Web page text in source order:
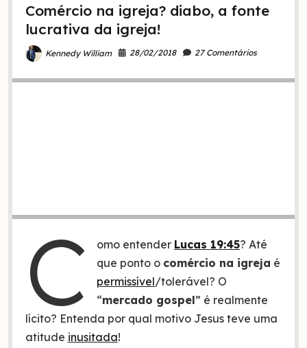
receber
Comércio na igreja? diabo, a fonte
lucrativa da igreja!
Kennedy William 28/02/2018 27 Comentários
C omo entender Lucas 19:45? Até
que ponto o comércio na igreja é
permissível/tolerável? O
“mercado gospel” é realmente
lícito? Entenda por qual motivo Jesus teve uma
atitude inusitada!